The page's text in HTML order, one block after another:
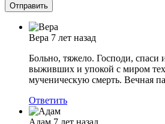
Вера 7 лет назад
Больно, тяжело. Господи, спаси
выживших и упокой с миром
мученическую смерть. Вечная
Ответить